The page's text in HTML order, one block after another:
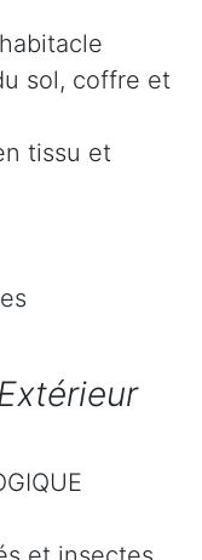
sol, coffre et
tissu et